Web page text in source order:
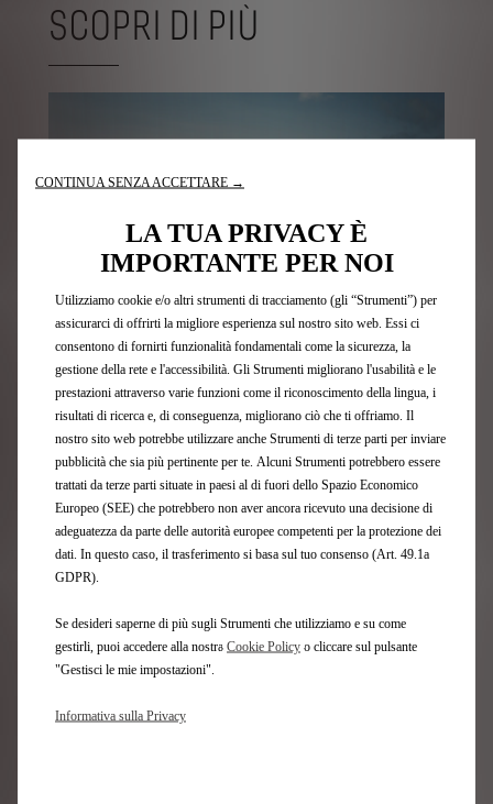
SCOPRI DI PIÙ
Politica Ambientale
Scopri il nostro programma e le nostre misure
Scopri di più
CONTINUA SENZA ACCETTARE →
LA TUA PRIVACY È
IMPORTANTE PER NOI
Utilizziamo cookie e/o altri strumenti di tracciamento (gli “Strumenti”) per
assicurarci di offrirti la migliore esperienza sul nostro sito web. Essi ci
consentono di fornirti funzionalità fondamentali come la sicurezza, la
gestione della rete e l'accessibilità. Gli Strumenti migliorano l'usabilità e le
prestazioni attraverso varie funzioni come il riconoscimento della lingua, i
risultati di ricerca e, di conseguenza, migliorano ciò che ti offriamo. Il
nostro sito web potrebbe utilizzare anche Strumenti di terze parti per inviare
pubblicità che sia più pertinente per te. Alcuni Strumenti potrebbero essere
trattati da terze parti situate in paesi al di fuori dello Spazio Economico
Europeo (SEE) che potrebbero non aver ancora ricevuto una decisione di
adeguatezza da parte delle autorità europee competenti per la protezione dei
dati. In questo caso, il trasferimento si basa sul tuo consenso (Art. 49.1a
GDPR).
Se desideri saperne di più sugli Strumenti che utilizziamo e su come
gestirli, puoi accedere alla nostra Cookie Policy o cliccare sul pulsante
"Gestisci le mie impostazioni".
Informativa sulla Privacy